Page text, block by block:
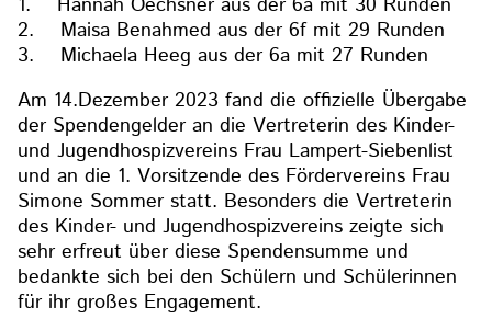
2. Maisa Benahmed aus der 6f mit 29 Runden
3. Michaela Heeg aus der 6a mit 27 Runden
Am 14.Dezember 2023 fand die offizielle Übergabe
der Spendengelder an die Vertreterin des Kinder-
und Jugendhospizvereins Frau Lampert-Siebenlist
und an die 1. Vorsitzende des Fördervereins Frau
Simone Sommer statt. Besonders die Vertreterin
des Kinder- und Jugendhospizvereins zeigte sich
sehr erfreut über diese Spendensumme und
bedankte sich bei den Schülern und Schülerinnen
für ihr großes Engagement.